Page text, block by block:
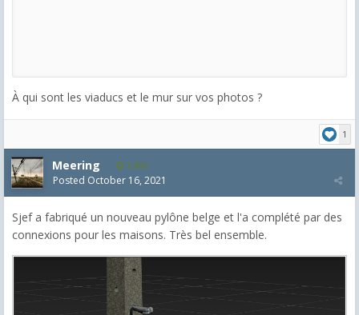
À qui sont les viaducs et le mur sur vos photos ?
1
Meering 1,992
Posted October 16, 2021
Sjef a fabriqué un nouveau pylône belge et l'a complété par des
connexions pour les maisons. Très bel ensemble.